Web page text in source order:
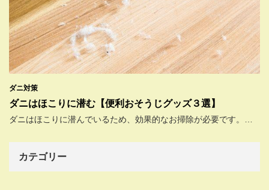
ダニ対策
ダニはほこりに潜む【便利おそうじグッズ３選】
ダニはほこりに潜んでいるため、効果的なお掃除が必要です。…
カテゴリー